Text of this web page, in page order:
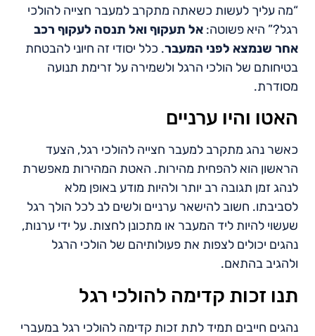
“מה עליך לעשות כשאתה מתקרב למעבר חצייה להולכי
רגל?” היא פשוטה: אל תעקוף ואל תנסה לעקוף רכב
אחר שנמצא לפני המעבר. כלל יסודי זה חיוני להבטחת
בטיחותם של הולכי הרגל ולשמירה על זרימת תנועה
מסודרת.
האטו והיו ערניים
כאשר נהג מתקרב למעבר חצייה להולכי רגל, הצעד
הראשון הוא להפחית מהירות. האטת המהירות מאפשרת
לנהג זמן תגובה רב יותר ולהיות מודע באופן מלא
לסביבתו. חשוב להישאר ערניים ולשים לב לכל הולך רגל
שעשוי להיות ליד המעבר או מתכונן לחצות. על ידי ערנות,
נהגים יכולים לצפות את פעולותיהם של הולכי הרגל
ולהגיב בהתאם.
תנו זכות קדימה להולכי רגל
נהגים חייבים תמיד לתת זכות קדימה להולכי רגל במעברי